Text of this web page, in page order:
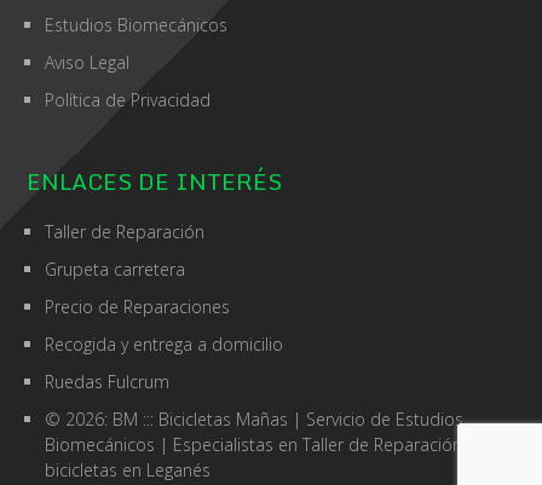
Estudios Biomecánicos
Aviso Legal
Política de Privacidad
ENLACES DE INTERÉS
Taller de Reparación
Grupeta carretera
Precio de Reparaciones
Recogida y entrega a domicilio
Ruedas Fulcrum
© 2026: BM ::: Bicicletas Mañas | Servicio de Estudios
Biomecánicos | Especialistas enTaller de Reparación de
bicicletas en Leganés